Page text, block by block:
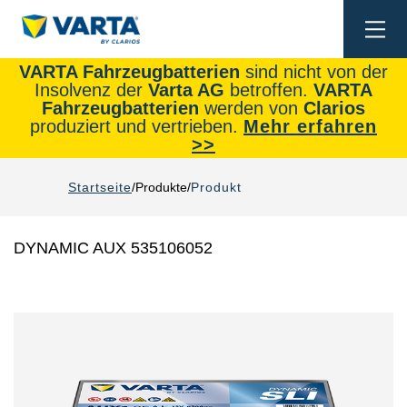
VARTA Fahrzeugbatterien sind nicht von der
Insolvenz der Varta AG betroffen. VARTA
Fahrzeugbatterien werden von Clarios
produziert und vertrieben. Mehr erfahren
>>
Startseite Produkte Produkt
DYNAMIC AUX 535106052